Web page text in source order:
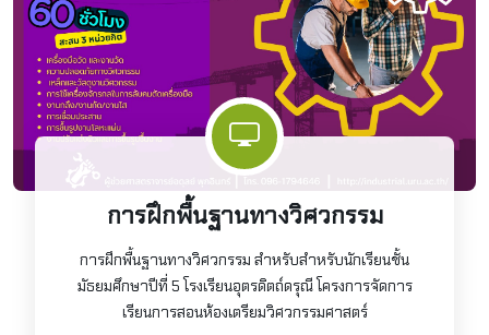
การฝึกพื้นฐานทางวิศวกรรม
การฝึกพื้นฐานทางวิศวกรรม สำหรับสำหรับนักเรียนชั้น
มัธยมศึกษาปีที่ 5 โรงเรียนอุตรดิตถ์ดรุณี โครงการจัดการ
เรียนการสอนห้องเตรียมวิศวกรรมศาสตร์